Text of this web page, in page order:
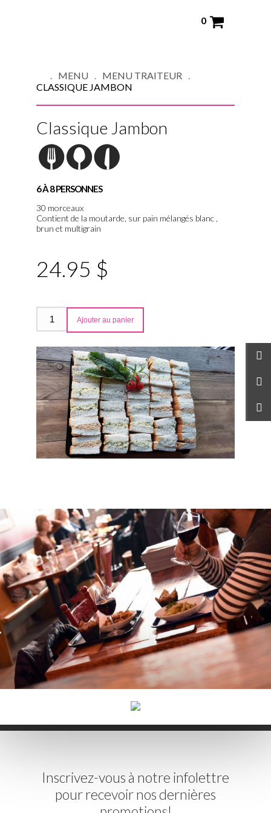
0
MENU
MENU TRAITEUR
CLASSIQUE JAMBON
Classique Jambon
6 À 8 PERSONNES
30 morceaux
Contient de la moutarde, sur pain mélangés blanc ,
brun et multigrain
24.95 $
Ajouter au panier
Inscrivez-vous à notre infolettre
pour recevoir nos dernières